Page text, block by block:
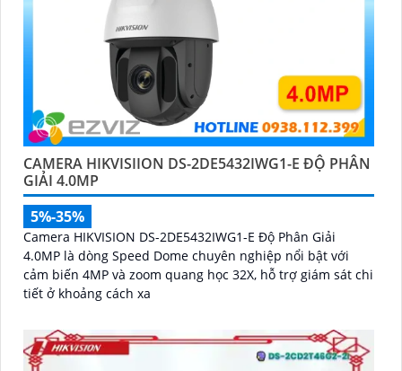
CAMERA HIKVISIION DS-2DE5432IWG1-E ĐỘ PHÂN
GIẢI 4.0MP
5%-35%
Camera HIKVISION DS-2DE5432IWG1-E Độ Phân Giải
4.0MP là dòng Speed Dome chuyên nghiệp nổi bật với
cảm biến 4MP và zoom quang học 32X, hỗ trợ giám sát chi
tiết ở khoảng cách xa